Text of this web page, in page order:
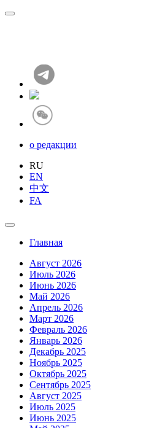
о редакции
RU
EN
中文
FA
Главная
Август 2026
Июль 2026
Июнь 2026
Май 2026
Апрель 2026
Март 2026
Февраль 2026
Январь 2026
Декабрь 2025
Ноябрь 2025
Октябрь 2025
Сентябрь 2025
Август 2025
Июль 2025
Июнь 2025